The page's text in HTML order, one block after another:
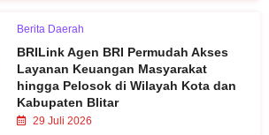
Berita Daerah
BRILink Agen BRI Permudah Akses
Layanan Keuangan Masyarakat
hingga Pelosok di Wilayah Kota dan
Kabupaten Blitar
29 Juli 2026